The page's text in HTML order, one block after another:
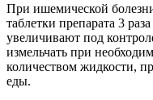
При ишемической
таблетки препарата 3
увеличивают под
измельчать при
количеством жидкости,
еды.